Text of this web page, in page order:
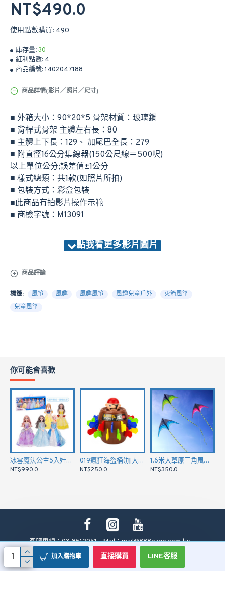
庫存量:30
紅利點數: 4
商品編號:1402047188
NT$490.0
使用點數購買: 490
加入購物車 直接購買 LINE客服
商品詳情(影片／照片／尺寸)
■ 外箱大小：90*20*5 骨架材質：玻璃鋼
■ 背桿式骨架 主體左右長：80
■ 主體上下長：129、 加尾巴全長：279
■ 附直徑16公分集線器(150公尺線＝500呎)
以上單位公分;誤差值±1公分
■ 樣式總類：共1款(如照片所拍)
■ 包裝方式：彩盒包裝
■此商品有拍影片操作示範
■ 商檢字號：M13091
商品評論
標籤: 風箏 風趣 風趣風箏 風趣兒童戶外
火箭風箏
兒童風箏
你可能會喜歡
冰雪魔法公主5入娃娃套裝組(8件衣服+鞋子配件)(0225) (無法超商取貨)
NT$990.0
019瘋狂海盜桶(加大版劍)(多人桌遊運氣遊戲)
NT$250.0
1.6米大草原三角風箏(5.8公尺長尾巴)(162*657)(無法超商取貨)
NT$350.0
客服專線：03-8512951｜Mail：mail@888ezgo.com.tw｜
公司統編：10063382